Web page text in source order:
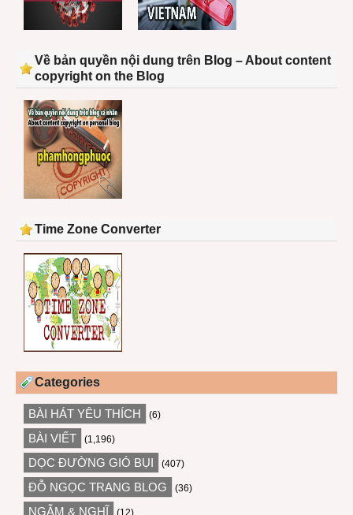
Về bản quyền nội dung trên Blog – About content
copyright on the Blog
Time Zone Converter
Categories
BÀI HÁT YÊU THÍCH (6)
BÀI VIẾT (1,196)
DỌC ĐƯỜNG GIÓ BỤI (407)
ĐỖ NGỌC TRANG BLOG (36)
NGẪM & NGHĨ (12)